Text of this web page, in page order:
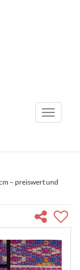
Toggle
– preiswert und